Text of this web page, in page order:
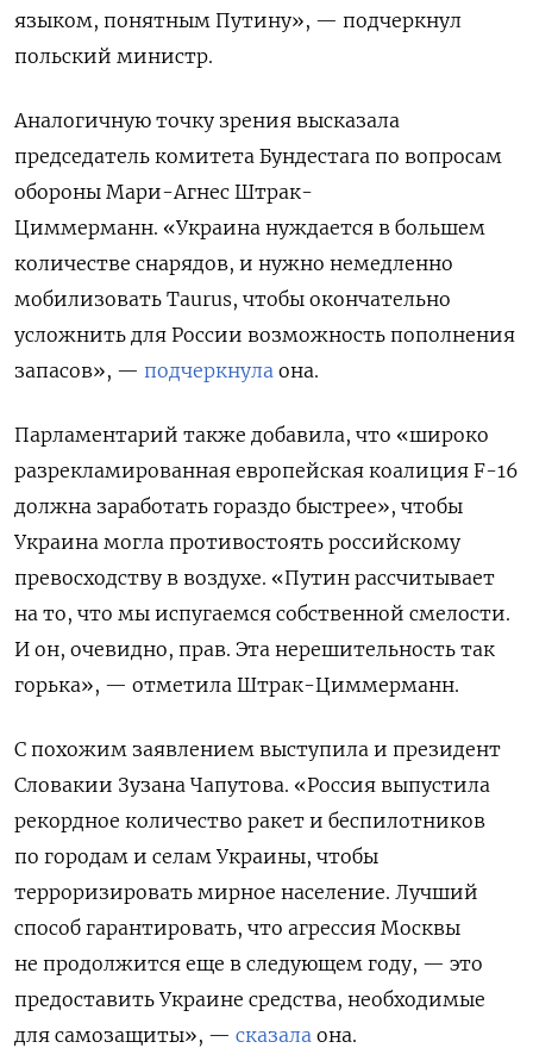
языком, понятным Путину», — подчеркнул
польский министр.
Аналогичную точку зрения высказала
председатель комитета Бундестага по вопросам
обороны Мари-Агнес Штрак-
Циммерманн. «Украина нуждается в большем
количестве снарядов, и нужно немедленно
мобилизовать Taurus, чтобы окончательно
усложнить для России возможность пополнения
запасов», — подчеркнула она.
Парламентарий также добавила, что «широко
разрекламированная европейская коалиция F-16
должна заработать гораздо быстрее», чтобы
Украина могла противостоять российскому
превосходству в воздухе. «Путин рассчитывает
на то, что мы испугаемся собственной смелости.
И он, очевидно, прав. Эта нерешительность так
горька», — отметила Штрак-Циммерманн.
С похожим заявлением выступила и президент
Словакии Зузана Чапутова. «Россия выпустила
рекордное количество ракет и беспилотников
по городам и селам Украины, чтобы
терроризировать мирное население. Лучший
способ гарантировать, что агрессия Москвы
не продолжится еще в следующем году, — это
предоставить Украине средства, необходимые
для самозащиты», — сказала она.